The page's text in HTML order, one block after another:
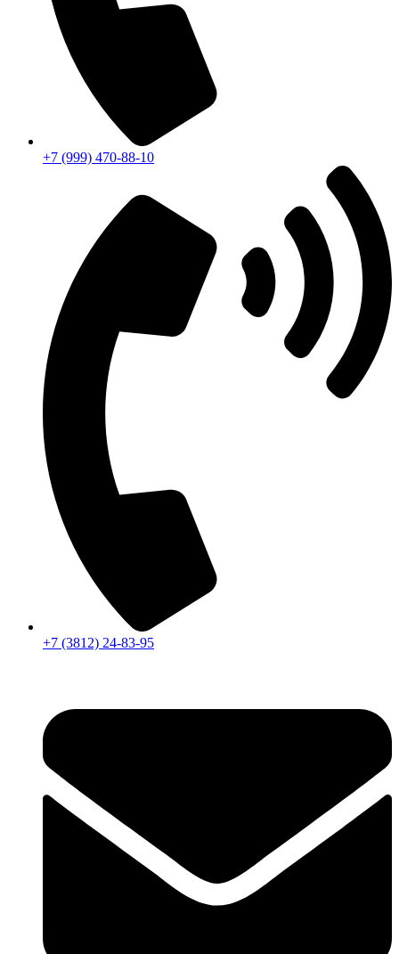
+7 (999) 470-88-10
+7 (3812) 24-83-95